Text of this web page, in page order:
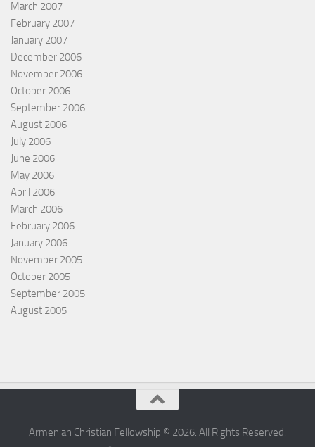
March 2007
February 2007
January 2007
December 2006
November 2006
October 2006
September 2006
August 2006
July 2006
June 2006
May 2006
April 2006
March 2006
February 2006
January 2006
November 2005
October 2005
September 2005
August 2005
Armenian Christian Fellowship © 2026. All Rights Reserved.